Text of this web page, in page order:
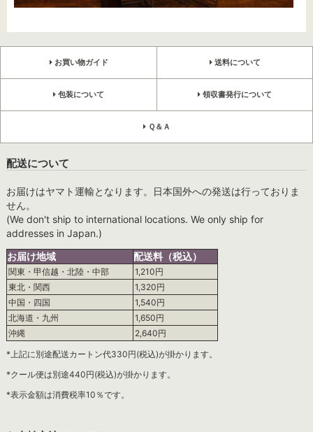
お買い物ガイド 送料について
包装について 領収書発行について
Ｑ＆Ａ
配送について
お届けはヤマト運輸となります。日本国外への発送は行っておりま
せん。
(We don't ship to international locations. We only ship for
addresses in Japan.)
お届け地域
配送料（税込）
関東・甲信越・北陸・中部
1,210円
東北・関西
1,320円
中国・四国
1,540円
北海道・九州
1,650円
沖縄
2,640円
*上記に別途配送カートン代330円(税込)が掛かります。
*クール便は別途440円(税込)が掛かります。
*表示金額は消費税率10％です。